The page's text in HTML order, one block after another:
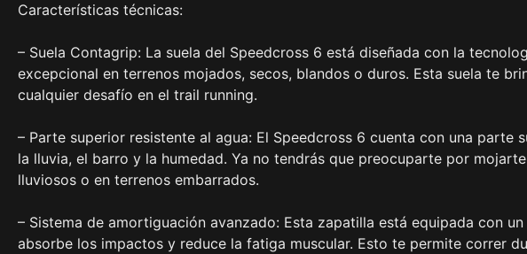
Características técnicas:
– Suela Contagrip: La suela del Speedcross 6 está diseñada con la
excepcional en terrenos mojados, secos, blandos o duros. Esta suela te
cualquier desafío en el trail running.
– Parte superior resistente al agua: El Speedcross 6 cuenta con una parte
la lluvia, el barro y la humedad. Ya no tendrás que preocuparte por
lluviosos o en terrenos embarrados.
– Sistema de amortiguación avanzado: Esta zapatilla está equipada con
absorbe los impactos y reduce la fatiga muscular. Esto te permite correr